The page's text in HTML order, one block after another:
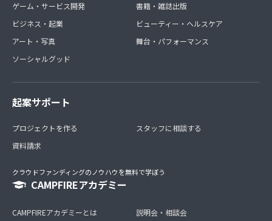
ゲーム・サービス開発
ビジネス・起業
アート・写真
ソーシャルグッド
書籍・雑誌出版
ビューティー・ヘルスケア
舞台・パフォーマンス
起案サポート
プロジェクトを作る
資料請求
スタッフに相談する
クラウドファンディングのノウハウを無料で学ぼう
CAMPFIREアカデミー
CAMPFIREアカデミーとは
説明会・相談会